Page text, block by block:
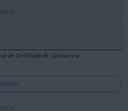
de Certificado de Convivencia